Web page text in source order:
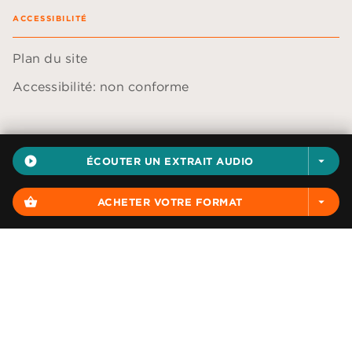
play_circle_filled ÉCOUTER UN EXTRAIT AUDIO arrow_drop_down
shopping_basket ACHETER VOTRE FORMAT arrow_drop_down
ACCESSIBILITÉ
Plan du site
Accessibilité: non conforme
Données personnelles
Paramétrer vos cookies
Mentions légales
Conditions générales d'utilisation